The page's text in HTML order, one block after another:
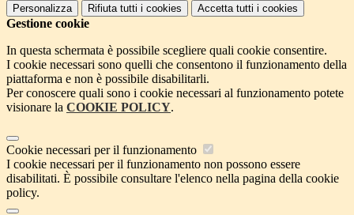
Personalizza Rifiuta tutti i cookies Accetta tutti i cookies
Gestione cookie
In questa schermata è possibile scegliere quali cookie consentire.
I cookie necessari sono quelli che consentono il funzionamento della
piattaforma e non è possibile disabilitarli.
Per conoscere quali sono i cookie necessari al funzionamento potete
visionare la COOKIE POLICY.
Cookie necessari per il funzionamento
I cookie necessari per il funzionamento non possono essere
disabilitati. È possibile consultare l'elenco nella pagina della cookie
policy.